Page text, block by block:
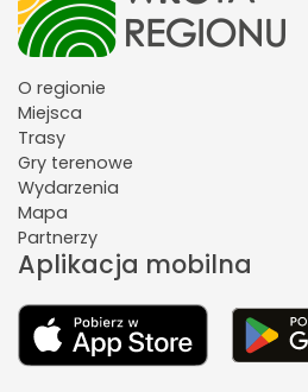
O regionie
Miejsca
Trasy
Gry terenowe
Wydarzenia
Mapa
Partnerzy
Aplikacja mobilna